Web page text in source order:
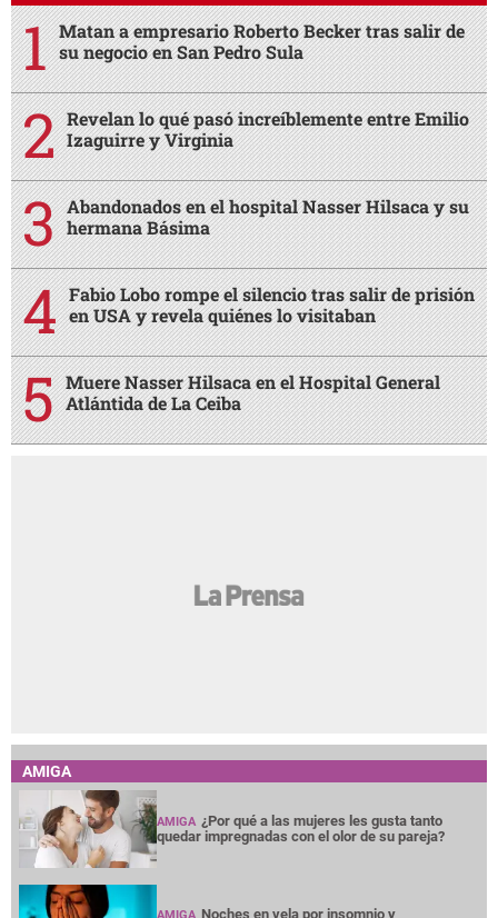
Matan a empresario Roberto Becker tras salir de
su negocio en San Pedro Sula
Revelan lo qué pasó increíblemente entre Emilio
Izaguirre y Virginia
Abandonados en el hospital Nasser Hilsaca y su
hermana Básima
Fabio Lobo rompe el silencio tras salir de prisión
en USA y revela quiénes lo visitaban
Muere Nasser Hilsaca en el Hospital General
Atlántida de La Ceiba
AMIGA
AMIGA ¿Por qué a las mujeres les gusta tanto
quedar impregnadas con el olor de su pareja?
Noches en vela por insomnio y